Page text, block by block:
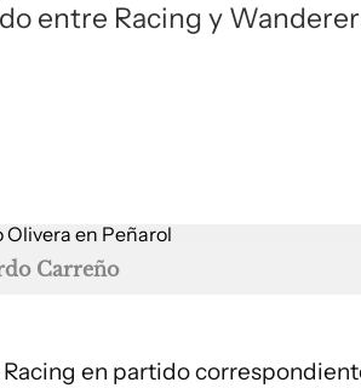
entre Racing y
Carreño
en partido